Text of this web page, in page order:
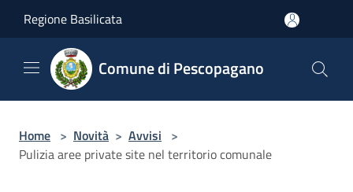
Regione Basilicata
Comune di Pescopagano
Home > Novità > Avvisi >
Pulizia aree private site nel territorio comunale